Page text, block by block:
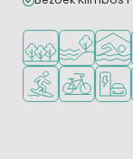
Ligt in eenLigt bij het